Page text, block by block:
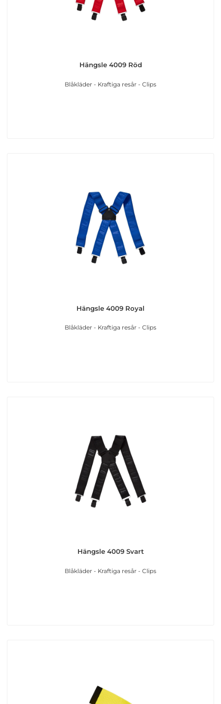
Hängsle 4009 Röd
Blåkläder - Kraftiga resår - Clips
Hängsle 4009 Royal
Blåkläder - Kraftiga resår - Clips
Hängsle 4009 Svart
Blåkläder - Kraftiga resår - Clips